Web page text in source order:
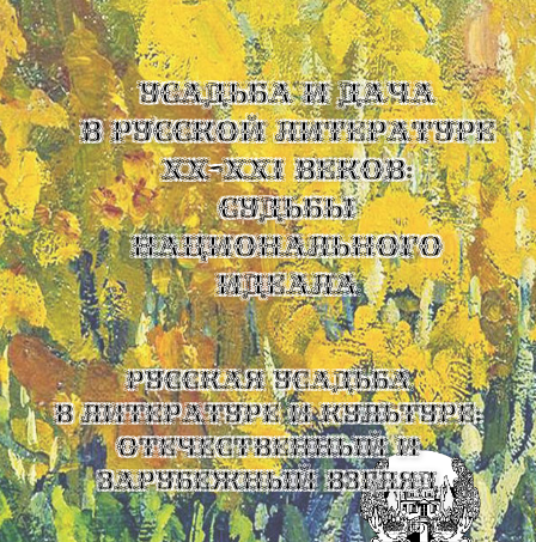
УСАДЬБА И ДАЧА
В РУССКОЙ ЛИТЕРАТУРЕ
XX-XXI ВЕКОВ:
СУДЬБЫ
НАЦИОНАЛЬНОГО
ИДЕАЛА
Русская усадьба
в литературе и культуре:
отечественный и
зарубежный взгляд